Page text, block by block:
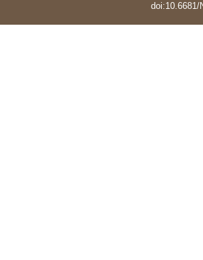
doi:10.6681/